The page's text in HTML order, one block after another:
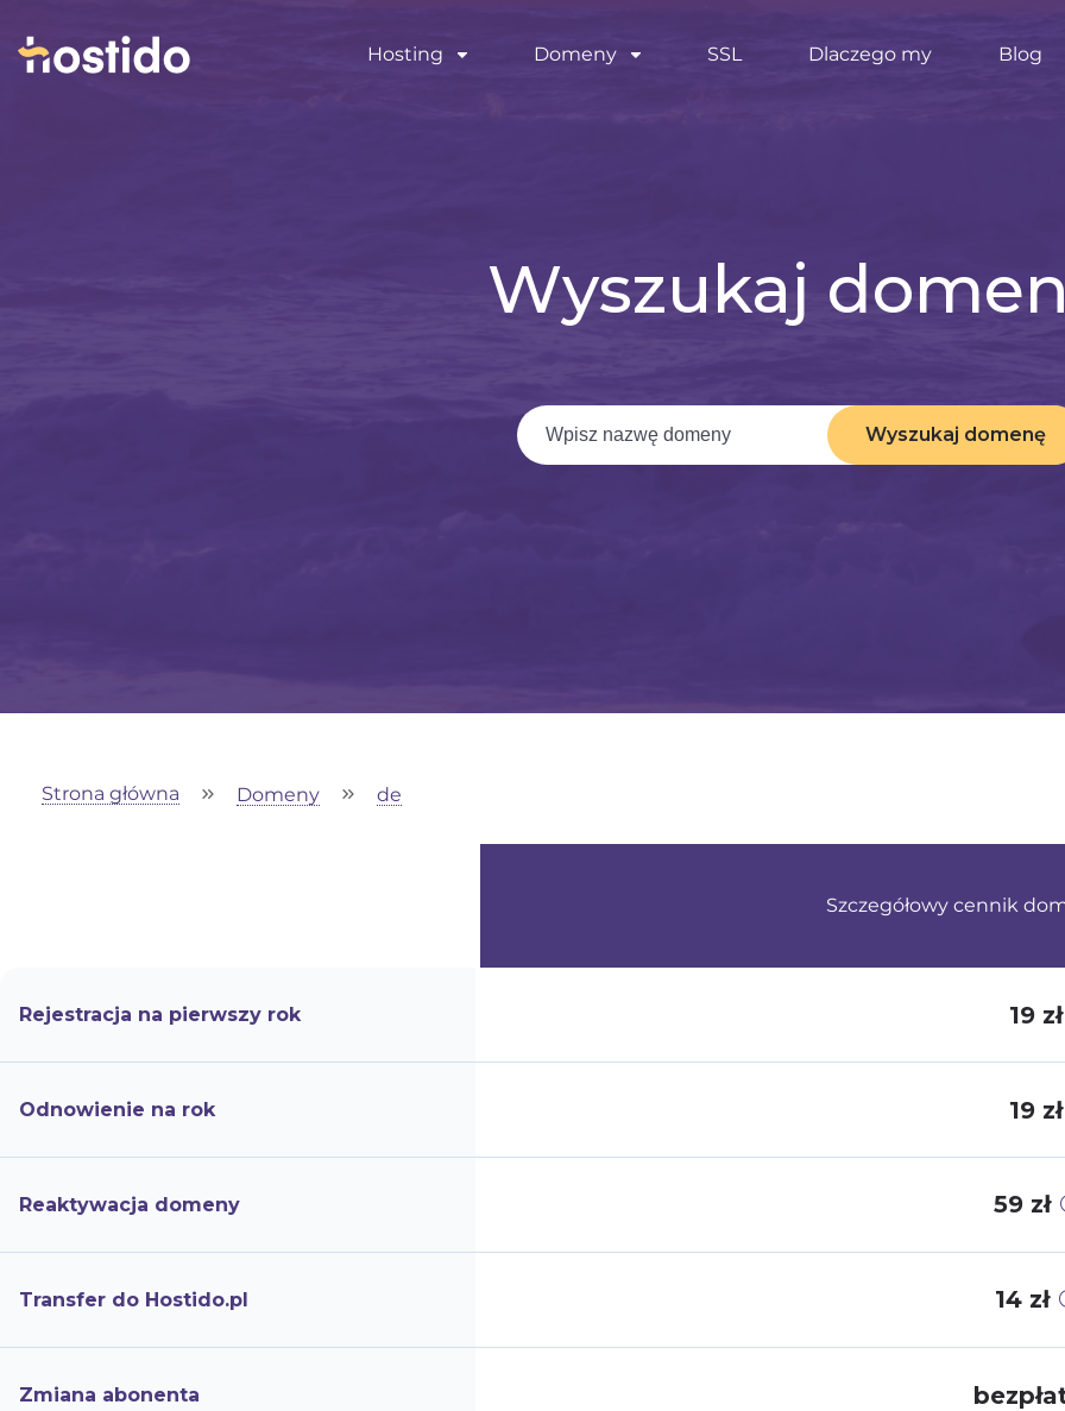
Hosting Domeny SSL Dlaczego my Blog
Wyszukaj
Wyszukaj domenę
Strona główna Domeny de
Szczegółowy cennik
Rejestracja na pierwszy rok 19 zł
Odnowienie na rok 19 zł
Reaktywacja domeny 59 zł
Transfer do Hostido.pl 14 zł
Zmiana abonenta